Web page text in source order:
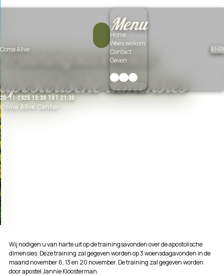
Come Alive
Menu
Home
Wees welkom
Contact
Geven
ANBI
Trainingsavonden:
apostolische dimensies
20-11-2025 19:30 tot 21:30
Come Alive Center
Wij nodigen u van harte uit op de trainingsavonden over de apostolische
dimensies. Deze training zal gegeven worden op 3 woensdagavonden in de
maand november 6, 13 en 20 november. De training zal gegeven worden
door apostel Jannie Kloosterman.